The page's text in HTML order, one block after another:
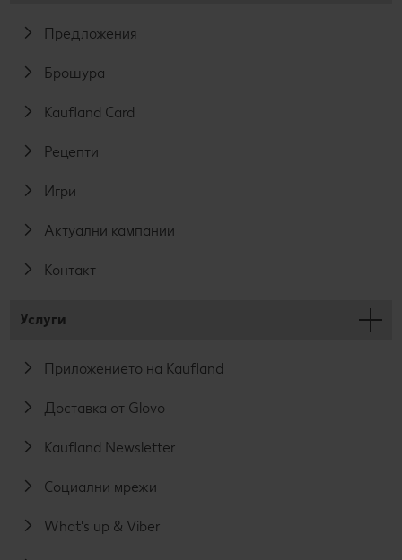
Предложения
Брошура
Kaufland Card
Рецепти
Игри
Актуални кампании
Контакт
Услуги
Приложението на Kaufland
Доставка от Glovo
Kaufland Newsletter
Социални мрежи
What's up & Viber